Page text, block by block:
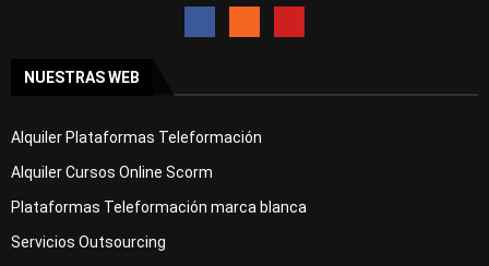
NUESTRAS WEB
Alquiler Plataformas Teleformación
Alquiler Cursos Online Scorm
Plataformas Teleformación marca blanca
Servicios Outsourcing